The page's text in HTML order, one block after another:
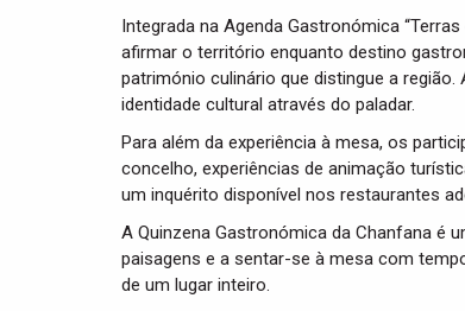
Integrada na Agenda Gastronómica
afirmar o território enquanto destino
património culinário que distingue a
identidade cultural através do paladar.
Para além da experiência à mesa, os
concelho, experiências de animação
um inquérito disponível nos restaurantes
A Quinzena Gastronómica da Chanfana é
paisagens e a sentar-se à mesa com
de um lugar inteiro.